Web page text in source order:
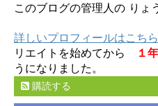
このブログの管理人の りょ
詳しいプロフィールは
リエイトを始めてから
１
うになりました。
購読する